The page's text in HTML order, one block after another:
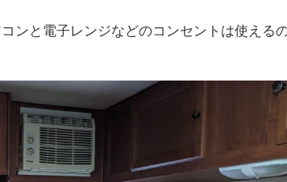
ンと電子レンジなどのコンセントは使える